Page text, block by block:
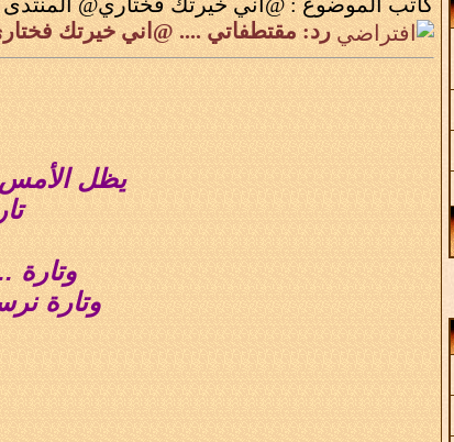
رد: مقتطفاتي .... @اني خيرتك
يظل الأمس
وتارة
وتارة